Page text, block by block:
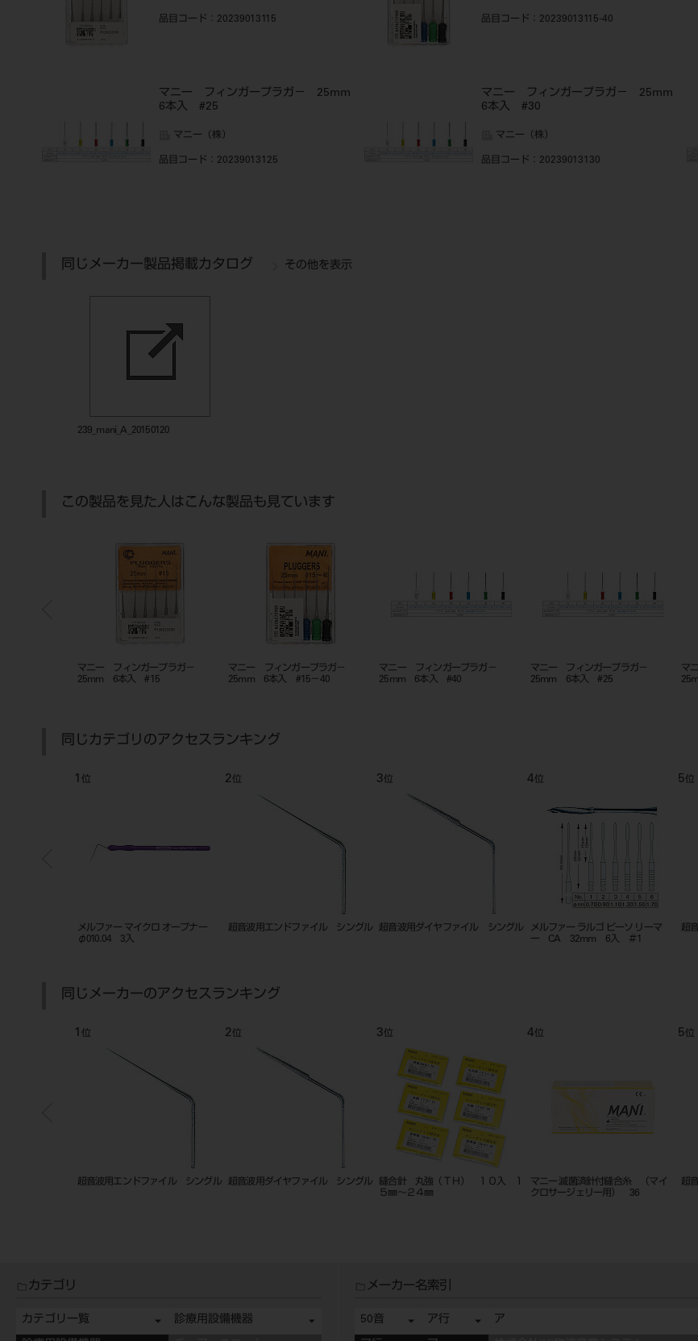
品目コード ：20239013115 品目コード ：20239013115-40
マニー フィンガープラガ－ 25mm
6本入 #25
マニー（株）
品目コード ：20239013125
マニー フィンガープラガ－ 25mm
6本入 #30
マニー（株）
品目コード ：20239013130
同じメーカー製品掲載カタログ その他を表示
239_mani_A_20150120
この製品を見た人はこんな製品も見ています
マニー フィンガープラガ－
25mm 6本入 #15
マニー フィンガープラガ－
25mm 6本入 #15－40
マニー フィンガープラガ－
25mm 6本入 #40
マニー フィンガープラガ－
25mm 6本入 #25
マ
同じカテゴリのアクセスランキング
1 位
メルファー マイクロ オープナー
φ010.04 3入
2 位
超音波用エンドファイル シングル
3位
超音波用ダイヤファイル シングル
4位
メルファー ラルゴ ピーソ リーマ
ー CA 32mm 6入 ＃1
5位
超
同じメーカーのアクセスランキング
1 位
超音波用エンドファイル シングル
2 位
超音波用ダイヤファイル シングル
3位
縫合針 丸強（ＴＨ） １０入 １
５㎜～２４㎜
4位
マニー 滅菌済針付縫合糸 （マイ
クロサージェリー用） 36
5位
超
カテゴリ
カテゴリ一覧 診療用設備機器
メーカー名索引
50音 ア行 ア